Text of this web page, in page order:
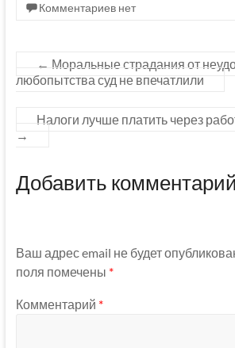
Комментариев нет
← Моральные страдания от
любопытства суд не впечатлили
Налоги лучше платить через
→
Добавить комментарий
Ваш адрес email не будет
поля помечены *
Комментарий *